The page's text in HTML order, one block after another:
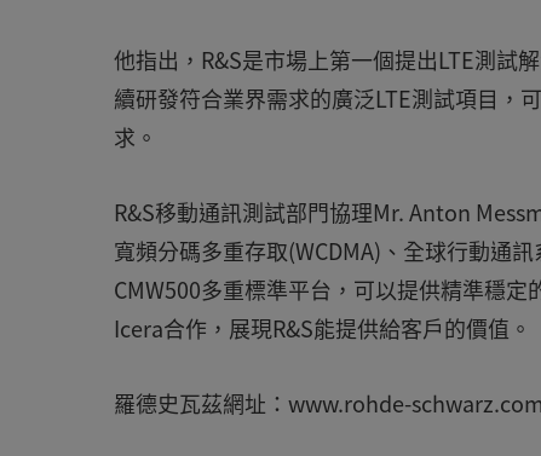
他指出，R&S是市場上第一個提出LTE測試
續研發符合業界需求的廣泛LTE測試項目，
求。
R&S移動通訊測試部門協理Mr. Anton
寬頻分碼多重存取(WCDMA)、全球行動通
CMW500多重標準平台，可以提供精準穩
Icera合作，展現R&S能提供給客戶的價值。
羅德史瓦茲網址：www.rohde-schwarz.com